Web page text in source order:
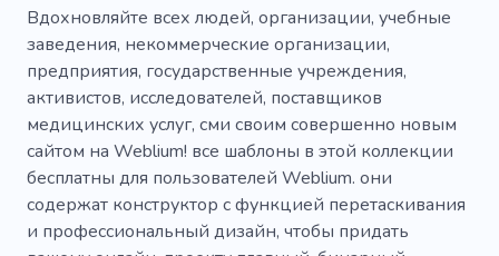
Женщины
Одежда
Единение
Интимность
Любовь
Вдохновляйте всех людей, организации, учебные
заведения, некоммерческие организации,
предприятия, государственные учреждения,
активистов, исследователей, поставщиков
медицинских услуг, сми своим совершенно новым
сайтом на Weblium! все шаблоны в этой коллекции
бесплатны для пользователей Weblium. они
содержат конструктор с функцией перетаскивания
и профессиональный дизайн, чтобы придать